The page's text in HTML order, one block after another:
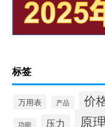
标签
万用表 产品 价
功能 压力 原理